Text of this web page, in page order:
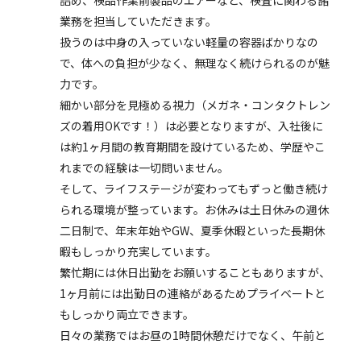
業務を担当していただきます。
扱うのは中身の入っていない軽量の容器ばかりなの
で、体への負担が少なく、無理なく続けられるのが魅
力です。
細かい部分を見極める視力（メガネ・コンタクトレン
ズの着用OKです！）は必要となりますが、入社後に
は約1ヶ月間の教育期間を設けているため、学歴やこ
れまでの経験は一切問いません。
そして、ライフステージが変わってもずっと働き続け
られる環境が整っています。お休みは土日休みの週休
二日制で、年末年始やGW、夏季休暇といった長期休
暇もしっかり充実しています。
繁忙期には休日出勤をお願いすることもありますが、
1ヶ月前には出勤日の連絡があるためプライベートと
もしっかり両立できます。
日々の業務ではお昼の1時間休憩だけでなく、午前と